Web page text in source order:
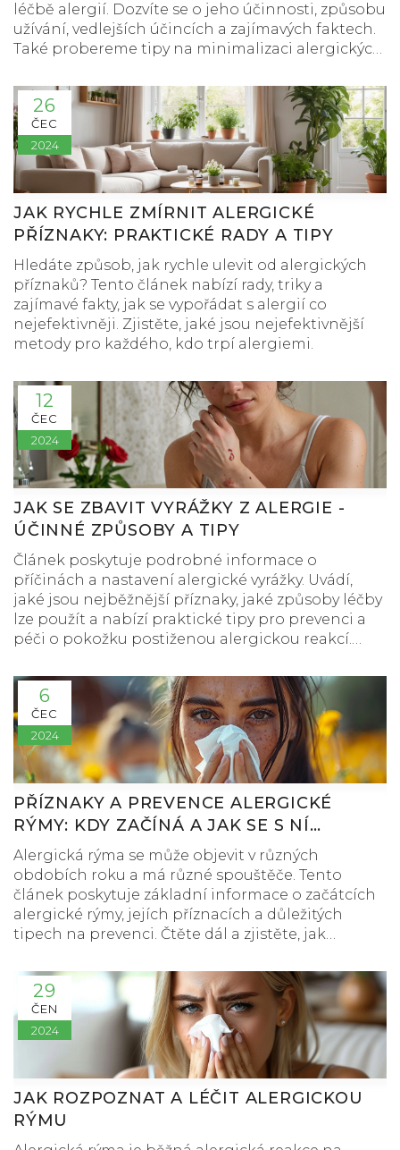
léčbě alergií. Dozvíte se o jeho účinnosti, způsobu
užívání, vedlejších účincích a zajímavých faktech.
Také probereme tipy na minimalizaci alergických
26
ČEC
2024
JAK RYCHLE ZMÍRNIT ALERGICKÉ
PŘÍZNAKY: PRAKTICKÉ RADY A TIPY
Hledáte způsob, jak rychle ulevit od alergických
příznaků? Tento článek nabízí rady, triky a
zajímavé fakty, jak se vypořádat s alergií co
nejefektivněji. Zjistěte, jaké jsou nejefektivnější
metody pro každého, kdo trpí alergiemi.
12
ČEC
2024
JAK SE ZBAVIT VYRÁŽKY Z ALERGIE -
ÚČINNÉ ZPŮSOBY A TIPY
Článek poskytuje podrobné informace o
příčinách a nastavení alergické vyrážky. Uvádí,
jaké jsou nejběžnější příznaky, jaké způsoby léčby
lze použít a nabízí praktické tipy pro prevenci a
péči o pokožku postiženou alergickou reakcí.
nepříjemné symptomy a jak rozpoznat, kdy je
potřeba vyhledat lékařskou pomoc.
6
ČEC
2024
PŘÍZNAKY A PREVENCE ALERGICKÉ
RÝMY: KDY ZAČÍNÁ A JAK SE S NÍ
VYPOŘÁDAT
Alergická rýma se může objevit v různých
obdobích roku a má různé spouštěče. Tento
článek poskytuje základní informace o začátcích
alergické rýmy, jejích příznacích a důležitých
tipech na prevenci. Čtěte dál a zjistěte, jak
zlepšit si kvalitu života.
29
ČEN
2024
JAK ROZPOZNAT A LÉČIT ALERGICKOU
RÝMU